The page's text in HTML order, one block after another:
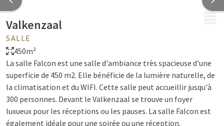
Valkenzaal
SALLE
450m²
La salle Falcon est une salle d'ambiance très spacieuse d'une
superficie de 450 m2. Elle bénéficie de la lumière naturelle, de
la climatisation et du WIFI. Cette salle peut accueillir jusqu'à
300 personnes. Devant le Valkenzaal se trouve un foyer
luxueux pour les réceptions ou les pauses. La salle Falcon est
également idéale pour une soirée ou une réception.